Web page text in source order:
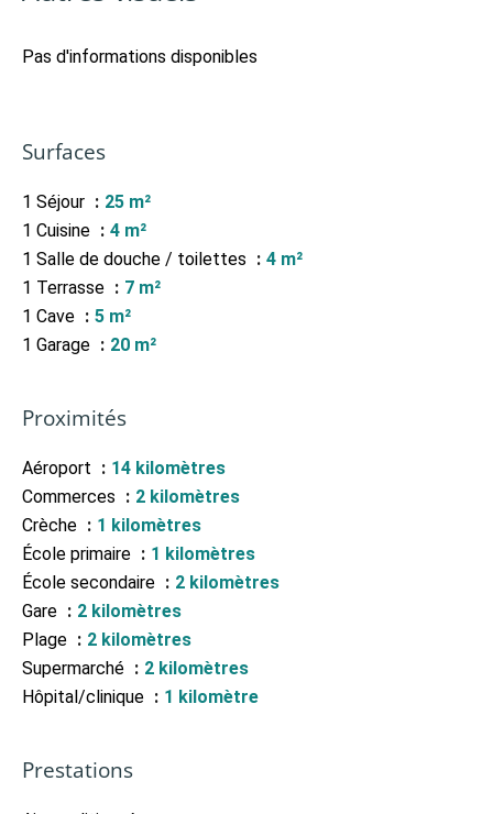
Pas d'informations disponibles
Surfaces
1 Séjour
25 m²
1 Cuisine
4 m²
1 Salle de douche / toilettes
4 m²
1 Terrasse
7 m²
1 Cave
5 m²
1 Garage
20 m²
Proximités
Aéroport
14 kilomètres
Commerces
2 kilomètres
Crèche
1 kilomètres
École primaire
1 kilomètres
École secondaire
2 kilomètres
Gare
2 kilomètres
Plage
2 kilomètres
Supermarché
2 kilomètres
Hôpital/clinique
1 kilomètre
Prestations